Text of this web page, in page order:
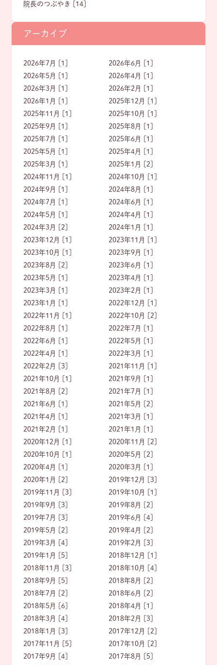
院長のつぶやき [14]
アーカイブ
2026年7月 [1]
2026年6月 [1]
2026年5月 [1]
2026年4月 [1]
2026年3月 [1]
2026年2月 [1]
2026年1月 [1]
2025年12月 [1]
2025年11月 [1]
2025年10月 [1]
2025年9月 [1]
2025年8月 [1]
2025年7月 [1]
2025年6月 [1]
2025年5月 [1]
2025年4月 [1]
2025年3月 [1]
2025年1月 [2]
2024年11月 [1]
2024年10月 [1]
2024年9月 [1]
2024年8月 [1]
2024年7月 [1]
2024年6月 [1]
2024年5月 [1]
2024年4月 [1]
2024年3月 [2]
2024年1月 [1]
2023年12月 [1]
2023年11月 [1]
2023年10月 [1]
2023年9月 [1]
2023年8月 [2]
2023年6月 [1]
2023年5月 [1]
2023年4月 [1]
2023年3月 [1]
2023年2月 [1]
2023年1月 [1]
2022年12月 [1]
2022年11月 [1]
2022年10月 [2]
2022年8月 [1]
2022年7月 [1]
2022年6月 [1]
2022年5月 [1]
2022年4月 [1]
2022年3月 [1]
2022年2月 [3]
2021年11月 [1]
2021年10月 [1]
2021年9月 [1]
2021年8月 [2]
2021年7月 [1]
2021年6月 [1]
2021年5月 [2]
2021年4月 [1]
2021年3月 [1]
2021年2月 [1]
2021年1月 [1]
2020年12月 [1]
2020年11月 [2]
2020年10月 [1]
2020年5月 [2]
2020年4月 [1]
2020年3月 [1]
2020年1月 [2]
2019年12月 [3]
2019年11月 [3]
2019年10月 [1]
2019年9月 [3]
2019年8月 [2]
2019年7月 [3]
2019年6月 [4]
2019年5月 [2]
2019年4月 [2]
2019年3月 [4]
2019年2月 [3]
2019年1月 [5]
2018年12月 [1]
2018年11月 [3]
2018年10月 [4]
2018年9月 [5]
2018年8月 [2]
2018年7月 [2]
2018年6月 [2]
2018年5月 [6]
2018年4月 [1]
2018年3月 [4]
2018年2月 [3]
2018年1月 [3]
2017年12月 [2]
2017年11月 [5]
2017年10月 [2]
2017年9月 [4]
2017年8月 [5]